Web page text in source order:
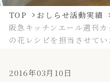
TOP
おしらせ活動実績
阪急キッチンエール週刊
の花レシピを担当させてい
2016年03月10日